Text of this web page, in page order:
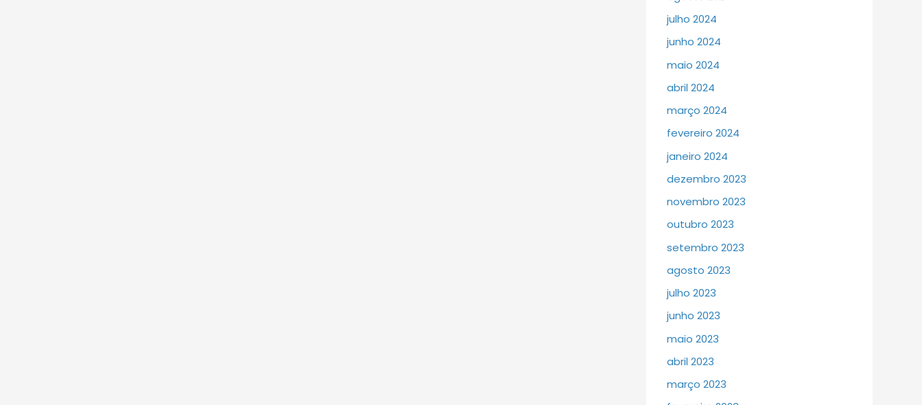
julho 2024
junho 2024
maio 2024
abril 2024
março 2024
fevereiro 2024
janeiro 2024
dezembro 2023
novembro 2023
outubro 2023
setembro 2023
agosto 2023
julho 2023
junho 2023
maio 2023
abril 2023
março 2023